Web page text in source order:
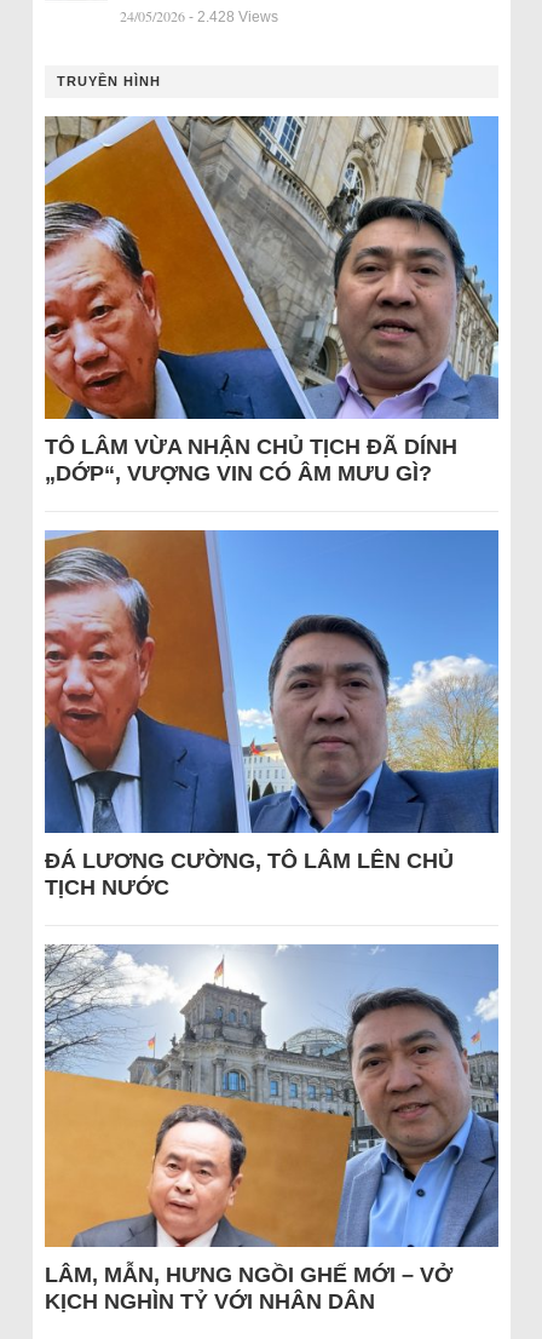
24/05/2026 - 2.428 Views
TRUYỀN HÌNH
TÔ LÂM VỪA NHẬN CHỦ TỊCH ĐÃ DÍNH
„DỚP“, VƯỢNG VIN CÓ ÂM MƯU GÌ?
ĐÁ LƯƠNG CƯỜNG, TÔ LÂM LÊN CHỦ
TỊCH NƯỚC
LÂM, MẪN, HƯNG NGỒI GHẾ MỚI – VỞ
KỊCH NGHÌN TỶ VỚI NHÂN DÂN